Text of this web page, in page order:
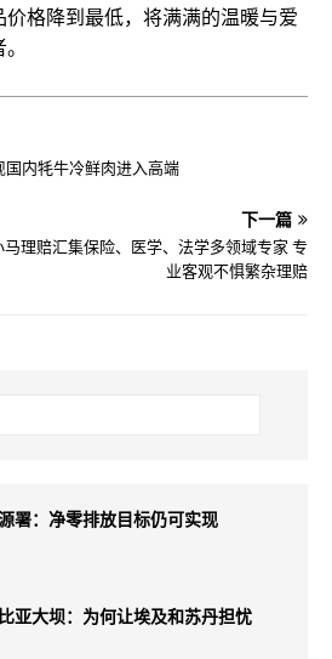
格降到最低，将满满的温暖与爱
内牦牛冷鲜肉进入高端
下一篇
理赔汇集保险、医学、法学多领域专家 专
业客观不惧繁杂理赔
署：净零排放目标仍可实现
亚大坝：为何让埃及和苏丹担忧